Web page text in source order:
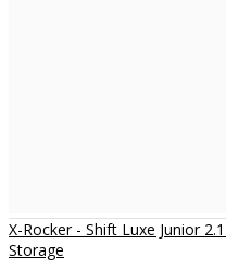
X-Rocker - Shift Luxe Junior
Storage